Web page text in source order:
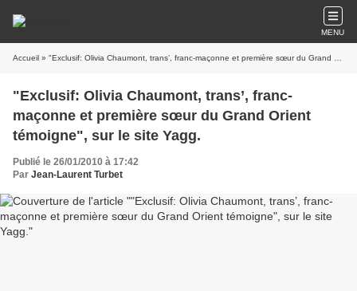
MENU
Accueil » "Exclusif: Olivia Chaumont, trans’, franc-maçonne et première sœur du Grand Orient témoigne", sur le site Yagg.
"Exclusif: Olivia Chaumont, trans’, franc-
maçonne et première sœur du Grand Orient
témoigne", sur le site Yagg.
Publié le 26/01/2010 à 17:42
Par Jean-Laurent Turbet